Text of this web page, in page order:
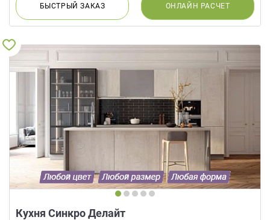
БЫСТРЫЙЗАКАЗ ОНЛАЙН РАСЧЕТ
Кухня Синкро Делайт